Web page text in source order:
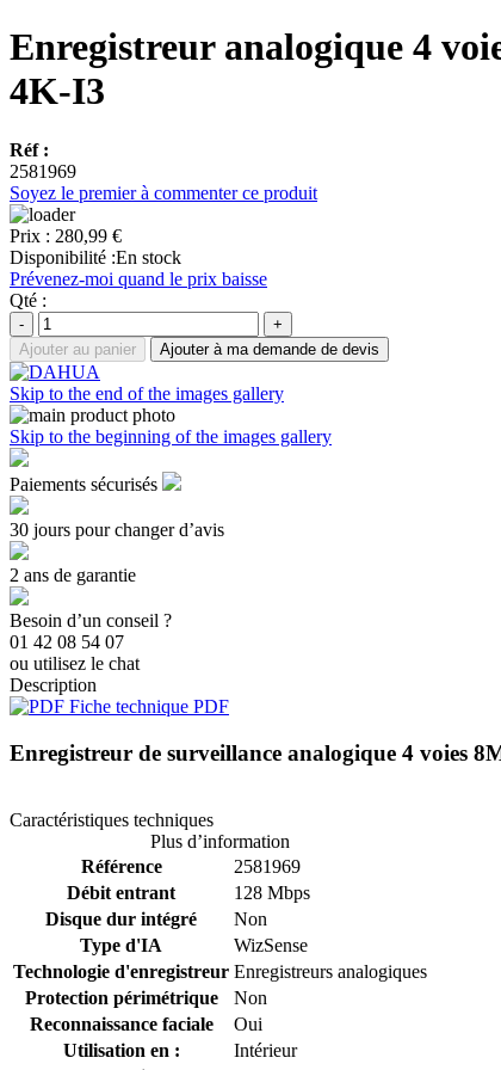
Enregistreur analogique 4
4K-I3
Réf :
2581969
Soyez le premier à commenter ce produit
Prix : 280,99 €
Disponibilité :En stock
Prévenez-moi quand le prix baisse
Qté :
-
+
Ajouter au panier
Ajouter à ma demande de devis
Skip to the end of the images gallery
Skip to the beginning of the images gallery
Paiements sécurisés
30 jours pour changer d’avis
2 ans de garantie
Besoin d’un conseil ?
01 42 08 54 07
ou utilisez le chat
Description
Fiche technique PDF
Enregistreur de surveillance analogique 4 voies
Caractéristiques techniques
Plus d’information
Référence
2581969
Débit entrant
128 Mbps
Disque dur intégré
Non
Type d'IA
WizSense
Technologie d'enregistreur Enregistreurs analogiques
Protection périmétrique
Non
Reconnaissance faciale
Oui
Utilisation en :
Intérieur